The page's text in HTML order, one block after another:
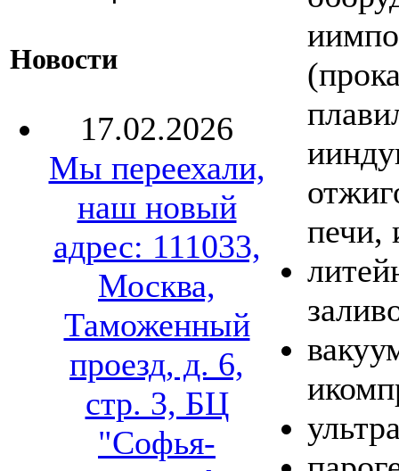
Новости
17.02.2026
Мы переехали,
наш новый
адрес: 111033,
Москва,
Таможенный
проезд, д. 6,
стр. 3, БЦ
"Софья-
печи,